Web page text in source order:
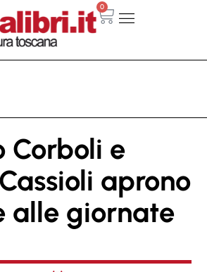
0
Corboli e
aprono
alle giornate